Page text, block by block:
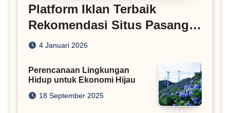
Platform Iklan Terbaik
Rekomendasi Situs Pasang
Iklan
4 Januari 2026
Perencanaan Lingkungan
Hidup untuk Ekonomi Hijau
18 September 2025